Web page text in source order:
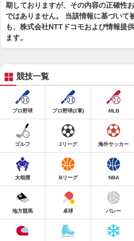
期しておりますが、その内容の正確性
ではありません。 当該情報に基づいて
も、株式会社NTTドコモおよび情報提
ます。
競技一覧
プロ野球 プロ野球(2軍) MLB
ゴルフ Jリーグ 海外サッカー
大相撲 Bリーグ NBA
地方競馬 卓球 バレー